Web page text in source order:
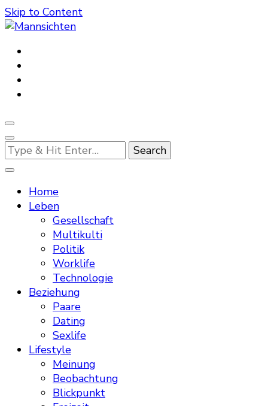
Skip to Content
Mannsichten
Was Männer wollen. Was Männer denken.
Looking
for
Something?
Home
Leben
Gesellschaft
Multikulti
Politik
Worklife
Technologie
Beziehung
Paare
Dating
Sexlife
Lifestyle
Meinung
Beobachtung
Blickpunkt